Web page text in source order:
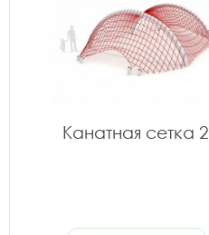
Канатная сетка 2